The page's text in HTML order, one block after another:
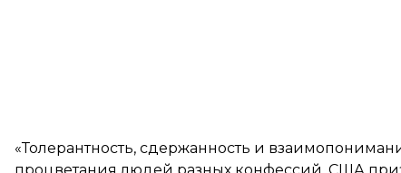
«Толерантность, сдержанность и